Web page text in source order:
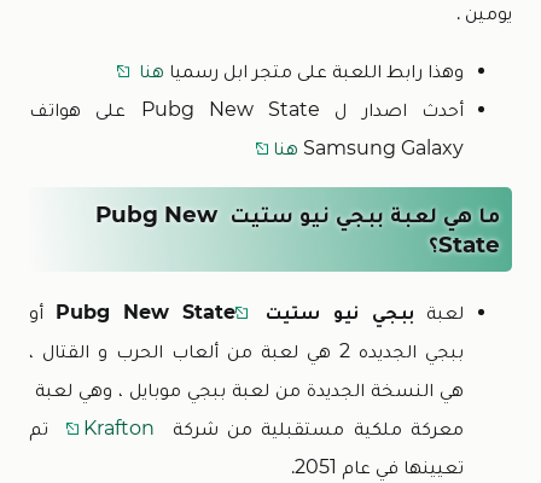
يومين .
وهذا رابط اللعبة على متجر ابل رسميا هنا
أحدث اصدار ل Pubg New State على هواتف
Samsung Galaxy هنا
ما هي لعبة ببجي نيو ستيت Pubg New
State؟
لعبة ببجي نيو ستيت Pubg New State أو
ببجي الجديده 2 هي لعبة من ألعاب الحرب و القتال ،
هي النسخة الجديدة من لعبة ببجي موبايل ، وهي لعبة
معركة ملكية مستقبلية من شركة
تم
تعيينها في عام 2051.